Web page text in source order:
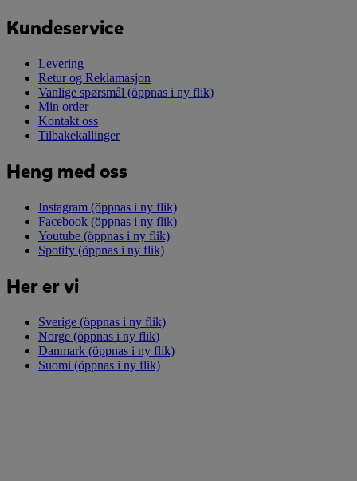
Kundeservice
Levering
Retur og Reklamasjon
Vanlige spørsmål (öppnas i ny flik)
Min order
Kontakt oss
Tilbakekallinger
Heng med oss
Instagram (öppnas i ny flik)
Facebook (öppnas i ny flik)
Youtube (öppnas i ny flik)
Spotify (öppnas i ny flik)
Her er vi
Sverige (öppnas i ny flik)
Norge (öppnas i ny flik)
Danmark (öppnas i ny flik)
Suomi (öppnas i ny flik)